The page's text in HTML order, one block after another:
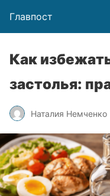
Главпост
Как
застолья:
Наталия Немченко